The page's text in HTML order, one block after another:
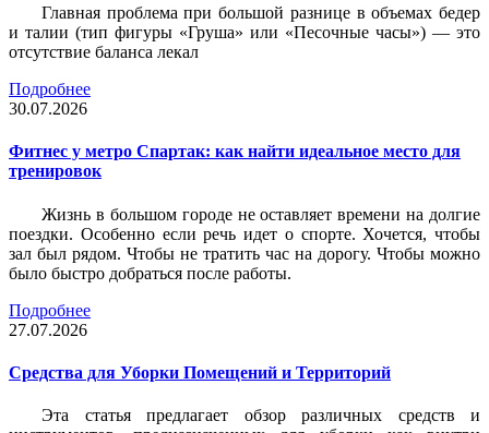
Главная проблема при большой разнице в объемах бедер
и талии (тип фигуры «Груша» или «Песочные часы») — это
отсутствие баланса лекал
Подробнее
30.07.2026
Фитнес у метро Спартак: как найти идеальное место для
тренировок
Жизнь в большом городе не оставляет времени на долгие
поездки. Особенно если речь идет о спорте. Хочется, чтобы
зал был рядом. Чтобы не тратить час на дорогу. Чтобы можно
было быстро добраться после работы.
Подробнее
27.07.2026
Средства для Уборки Помещений и Территорий
Эта статья предлагает обзор различных средств и